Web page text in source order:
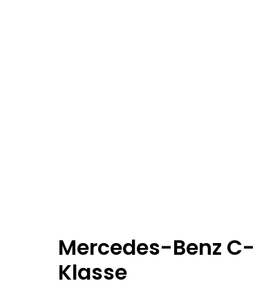
Mercedes-Benz C-
Klasse